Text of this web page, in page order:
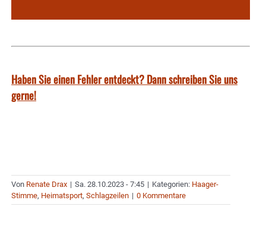
Haben Sie einen Fehler entdeckt? Dann schreiben Sie uns
gerne!
Von Renate Drax | Sa. 28.10.2023 - 7:45 | Kategorien: Haager-
Stimme, Heimatsport, Schlagzeilen | 0 Kommentare